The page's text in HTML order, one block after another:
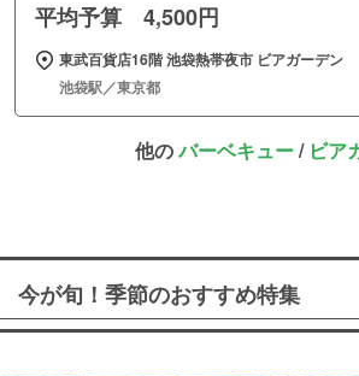
平均予算 4,500円
東武百貨店16階 池袋熱帯夜市 ビアガーデン
池袋駅／東京都
他のバーベキュー/ ビア
今が旬！季節のおすすめ特集